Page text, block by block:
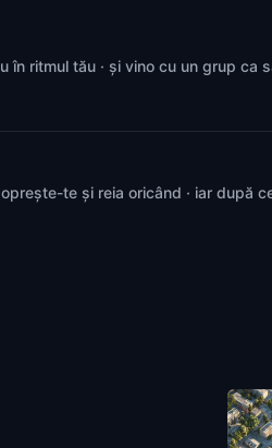
ritmul tău · și vino cu un grup ca
te și reia oricând · iar după